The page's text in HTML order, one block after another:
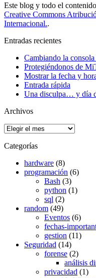
Este blog y todo el
Creative Commons
Internacional..
Entradas recientes
Cambiando la
Protegiéndonos de
Mostrar la fecha y
Entrada rápida
Una disculpa… y día
Archivos
Archivos
Categorías
hardware (8)
programación (6)
Bash (3)
python (1)
sql (2)
random (49)
Eventos (6)
fechas-
gestion (11)
Seguridad (14)
forense (2)
análisis
privacidad (1)